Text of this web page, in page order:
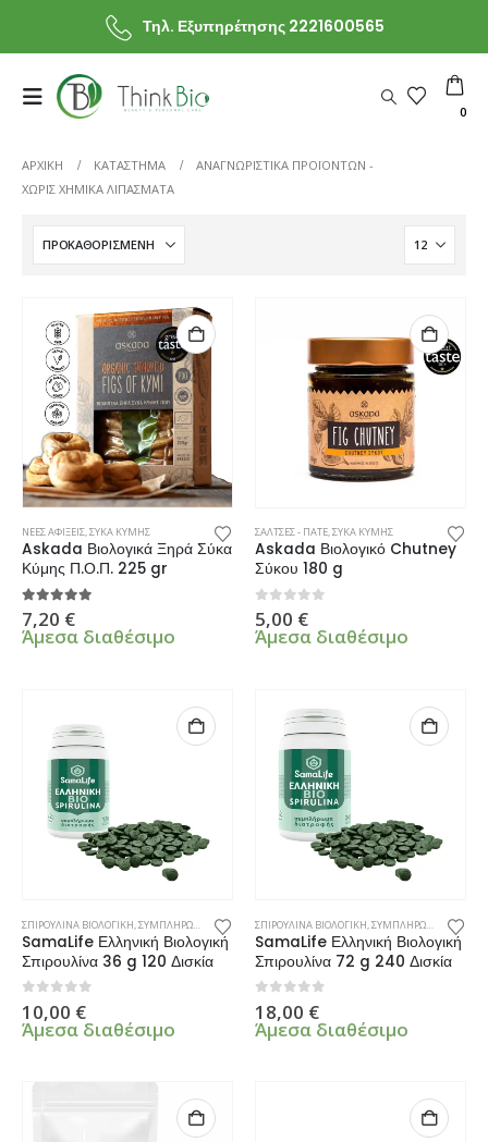
Τηλ. Εξυπηρέτησης 2221600565
0
ΑΡΧΙΚΗ ΚΑΤΆΣΤΗΜΑ
ΑΝΑΓΝΩΡΙΣΤΙΚΆ ΠΡΟΪΌΝΤΩΝ -
ΧΩΡΊΣ ΧΗΜΙΚΆ ΛΙΠΆΣΜΑΤΑ
ΝΕΕΣ ΑΦΙΞΕΙΣ,ΣΥΚΑ ΚΥΜΗΣ
Askada Βιολογικά Ξηρά Σύκα
Κύμης Π.Ο.Π. 225 gr
5.00από 5
7,20 €
Άμεσα διαθέσιμο
ΣΑΛΤΣΕΣ - ΠΑΤΕ,ΣΥΚΑ ΚΥΜΗΣ
Askada Βιολογικό Chutney
Σύκου 180 g
0 από 5
5,00 €
Άμεσα διαθέσιμο
ΣΠΙΡΟΥΛΙΝΑ ΒΙΟΛΟΓΙΚΗ,ΣΥΜΠΛΗΡΩΜΑΤΑ ΔΙΑΤΡΟΦΗΣ
SamaLife Ελληνική Βιολογική
Σπιρουλίνα 36 g 120 Δισκία
0 από 5
10,00 €
Άμεσα διαθέσιμο
ΣΠΙΡΟΥΛΙΝΑ ΒΙΟΛΟΓΙΚΗ,ΣΥΜΠΛΗΡΩΜΑΤΑ ΔΙΑΤΡΟΦΗΣ
SamaLife Ελληνική Βιολογική
Σπιρουλίνα 72 g 240 Δισκία
0 από 5
18,00 €
Άμεσα διαθέσιμο